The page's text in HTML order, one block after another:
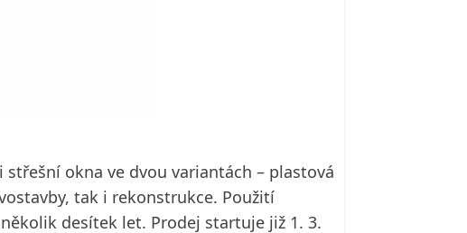
okna ve dvou variantách – plastová
tak i rekonstrukce. Použití
desítek let. Prodej startuje již 1. 3.